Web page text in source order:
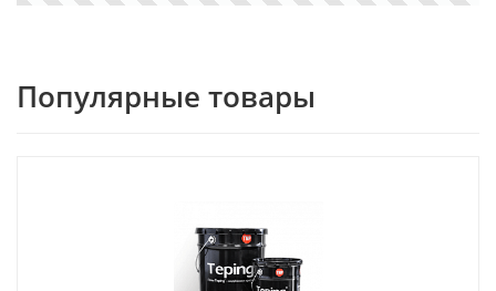
Популярные товары